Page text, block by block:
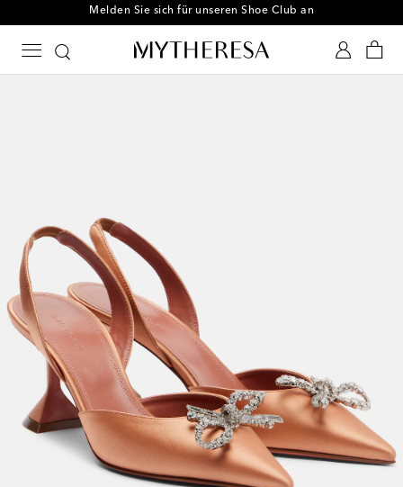
Melden Sie sich für unseren Shoe Club an